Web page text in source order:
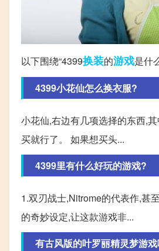
以下围绕“4399换装的游戏是什
4399小花仙怎么换衣服?
小花仙,右边有几项选择的东西,
买就行了。 如果想买头...
4399里有什么好玩的游戏?
1.双刃战士,Nitrome的代表作,甚
的奇妙设定,让这款游戏非...
有古风版的叶罗丽精灵梦游